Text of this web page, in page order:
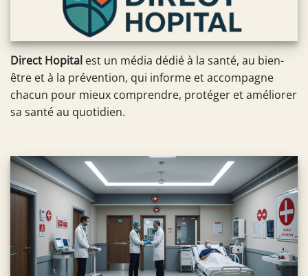
Direct Hopital est un média dédié à la santé, au bien-
être et à la prévention, qui informe et accompagne
chacun pour mieux comprendre, protéger et améliorer
sa santé au quotidien.